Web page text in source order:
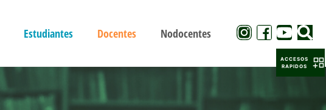
Estudiantes Docentes Nodocentes
ACCESOS
RAPIDOS